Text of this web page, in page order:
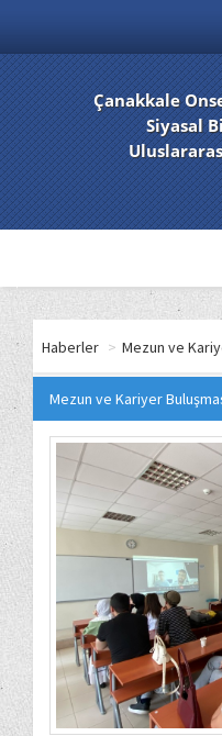
Çanakkale
Siyasal
Haberler > Mezun ve
Mezun ve Kariyer